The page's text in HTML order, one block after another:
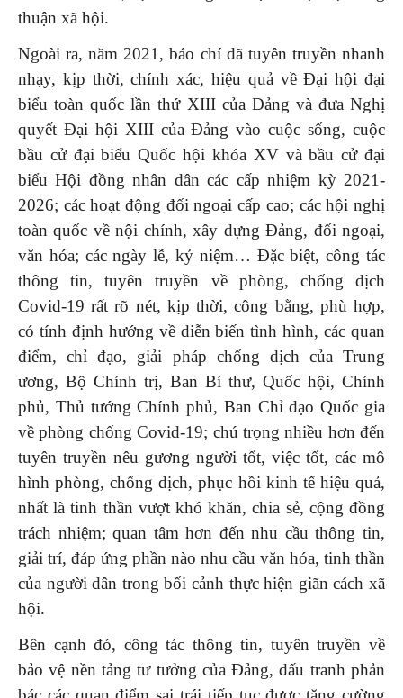
thuận xã hội.
Ngoài ra, năm 2021, báo chí đã tuyên truyền nhanh
nhạy, kịp thời, chính xác, hiệu quả về Đại hội đại
biểu toàn quốc lần thứ XIII của Đảng và đưa Nghị
quyết Đại hội XIII của Đảng vào cuộc sống, cuộc
bầu cử đại biểu Quốc hội khóa XV và bầu cử đại
biểu Hội đồng nhân dân các cấp nhiệm kỳ 2021-
2026; các hoạt động đối ngoại cấp cao; các hội nghị
toàn quốc về nội chính, xây dựng Đảng, đối ngoại,
văn hóa; các ngày lễ, kỷ niệm… Đặc biệt, công tác
thông tin, tuyên truyền về phòng, chống dịch
Covid-19 rất rõ nét, kịp thời, công bằng, phù hợp,
có tính định hướng về diễn biến tình hình, các quan
điểm, chỉ đạo, giải pháp chống dịch của Trung
ương, Bộ Chính trị, Ban Bí thư, Quốc hội, Chính
phủ, Thủ tướng Chính phủ, Ban Chỉ đạo Quốc gia
về phòng chống Covid-19; chú trọng nhiều hơn đến
tuyên truyền nêu gương người tốt, việc tốt, các mô
hình phòng, chống dịch, phục hồi kinh tế hiệu quả,
nhất là tinh thần vượt khó khăn, chia sẻ, cộng đồng
trách nhiệm; quan tâm hơn đến nhu cầu thông tin,
giải trí, đáp ứng phần nào nhu cầu văn hóa, tinh thần
của người dân trong bối cảnh thực hiện giãn cách xã
hội.
Bên cạnh đó, công tác thông tin, tuyên truyền về
bảo vệ nền tảng tư tưởng của Đảng, đấu tranh phản